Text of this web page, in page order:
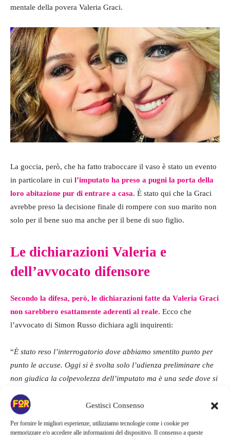
Gestisci Consenso
Per fornire le migliori esperienze, utilizziamo tecnologie come i cookie per
memorizzare e/o accedere alle informazioni del dispositivo. Il consenso a queste
mentale della povera Valeria Graci.
La goccia, però, che ha fatto traboccare il vaso è stato un evento
in particolare in cui l’imputato ha preso a pugni la porta della
loro abitazione pur di entrare a casa. È stato qui che la Graci
avrebbe preso la decisione finale di rompere con suo marito non
solo per il bene suo ma anche per il bene di suo figlio.
Le dichiarazioni Valeria e
dell’avvocato difensore
Secondo la difesa, però, le dichiarazioni fatte da Valeria Graci
non sarebbero esattamente aderenti al reale. Ecco che
l’avvocato di Simon Russo dichiara agli inquirenti:
“È stato reso l’interrogatorio dove abbiamo smentito punto per
punto le accuse. Oggi si è svolta solo l’udienza preliminare che
non giudica la colpevolezza dell’imputato ma è una sede dove si
abbreviato, che prevede lo sconto di un terzo della pena. Non
dibattimento che le condotte del mioassistito non hanno nulla a